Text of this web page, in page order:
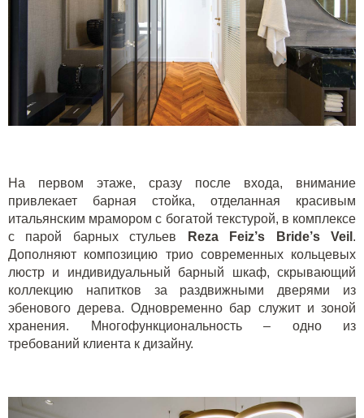
На первом этаже, сразу после входа, внимание
привлекает барная стойка, отделанная красивым
итальянским мрамором с богатой текстурой, в комплексе
с парой барных стульев
Reza Feiz’s Bride’s Veil .
Дополняют композицию трио современных кольцевых
люстр и индивидуальный барный шкаф, скрывающий
коллекцию напитков за раздвижными дверями из
эбенового дерева. Одновременно бар служит и зоной
хранения. Многофункциональность – одно из
требований клиента к дизайну.